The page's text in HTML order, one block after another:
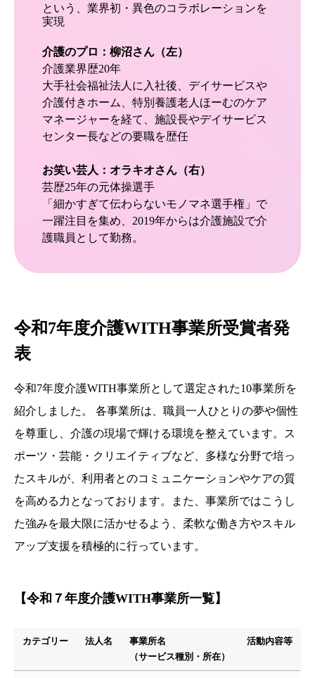
という、業界初・異色のコラボレーションを
実現
介護のプロ：柳沼さん（左）
介護業界歴20年
大手社会福祉法人に入社後、デイサービスや
介護付きホーム、特別養護老人ほーむのケア
マネージャーを経て、施設長やデイサービス
センター長などの要職を歴任
お笑い芸人：オラキオさん（右）
芸歴25年の元体操選手
「細かすぎて伝わらないモノマネ選手権」で
一躍注目を集め、2019年からは介護施設で介
護職員として勤務。
令和7年度介護WITH事業所受賞者発
表
令和7年度介護WITH事業所として選定された10事業所を
紹介しました。 各事業所は、職員一人ひとりの夢や個性
を尊重し、介護の現場で輝ける環境を整えています。ス
ポーツ・芸能・クリエイティブなど、多様な分野で培っ
たスキルが、利用者とのコミュニケーションやケアの質
を高める力となっております。また、事業所ではこうし
た強みを最大限に活かせるよう、柔軟な働き方やスキル
アップ支援を積極的に行っています。
【令和７年度介護WITH事業所一覧】
カテゴリー 法人名
事業所名
（サービス種別・所在）
活動内容等